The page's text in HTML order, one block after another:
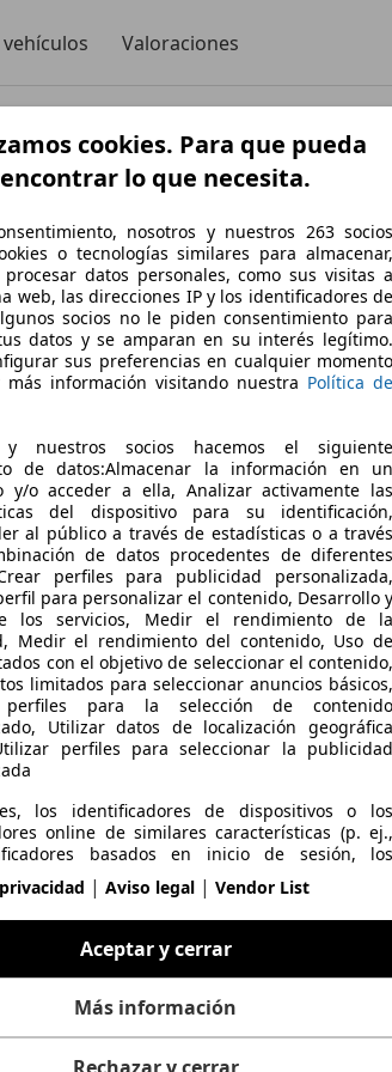
Valoraciones
Davide & C. Valoraciones Datos
cookies. Para que pueda
encontrar lo que necesita.
nosotros y nuestros 263 socios
o tecnologías similares para almacenar,
datos personales, como sus visitas a
web, las direcciones IP y los identificadores de
socios no le piden consentimiento para
datos y se amparan en su interés legítimo.
sus preferencias en cualquier momento
información visitando nuestra Política de
y nuestros socios hacemos el siguiente
de datos:Almacenar la información en un
y/o acceder a ella, Analizar activamente las
del dispositivo para su identificación,
al público a través de estadísticas o a través
de datos procedentes de diferentes
perfiles para publicidad personalizada,
para personalizar el contenido, Desarrollo y
los servicios, Medir el rendimiento de la
Medir el rendimiento del contenido, Uso de
con el objetivo de seleccionar el contenido,
limitados para seleccionar anuncios básicos,
para la selección de contenido
Utilizar datos de localización geográfica
perfiles para seleccionar la publicidad
los identificadores de dispositivos o los
online de similares características (p. ej.,
basados en inicio de sesión, los
asignados aleatoriamente, los
basados en la red), junto con otra
(p. ej., la información y el tipo del
el tamaño de la pantalla, las tecnologías
etc.), pueden almacenarse o leerse en tu
a fin de reconocerlo siempre que se conecte a
o a una página web para una o varias de
sus ajustes y retirar su consentimiento en
| Aviso legal | Vendor List
Aceptar y cerrar
Más información